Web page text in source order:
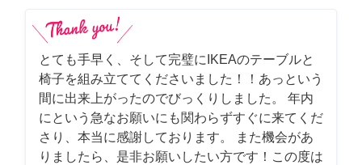
とても手早く、そして完璧にIKEAのテーブルと
椅子を組み立ててくださいました！！あっという
間に出来上がったのでびっくりしました。 年内
にという急なお願いにも関わらずすぐに来てくだ
さり、本当に感謝しております。 また機会があ
りましたら、是非お願いしたい方です！この度は